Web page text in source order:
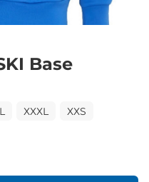
Base
ХХХL ХХS